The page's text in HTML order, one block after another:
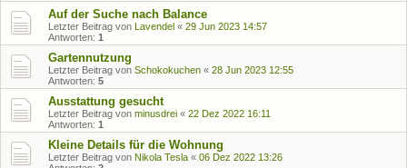
Auf der Suche nach Balance
Letzter Beitrag von Lavendel « 29 Jun 2023 14:57
Antworten: 1
Gartennutzung
Letzter Beitrag von Schokokuchen « 28 Jun 2023 12:55
Antworten: 5
Ausstattung gesucht
Letzter Beitrag von minusdrei « 22 Dez 2022 16:11
Antworten: 1
Kleine Details für die Wohnung
Letzter Beitrag von Nikola Tesla « 06 Dez 2022 13:26